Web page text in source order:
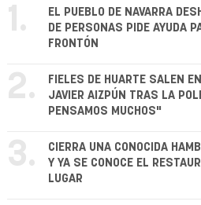
1.
EL PUEBLO DE NAVARRA
DE PERSONAS PIDE AYUDA
FRONTÓN
2.
FIELES DE HUARTE SALEN
JAVIER AIZPÚN TRAS LA
PENSAMOS MUCHOS"
3.
CIERRA UNA CONOCIDA
Y YA SE CONOCE EL
LUGAR